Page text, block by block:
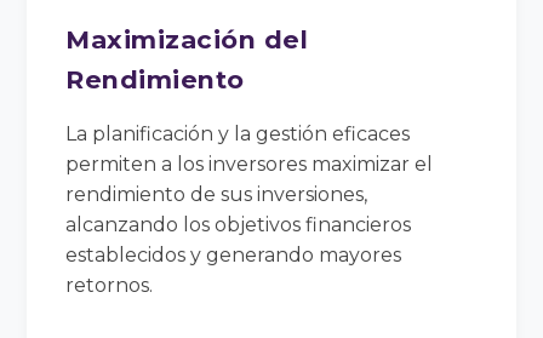
Maximización del
Rendimiento
La planificación y la gestión eficaces
permiten a los inversores maximizar el
rendimiento de sus inversiones,
alcanzando los objetivos financieros
establecidos y generando mayores
retornos.